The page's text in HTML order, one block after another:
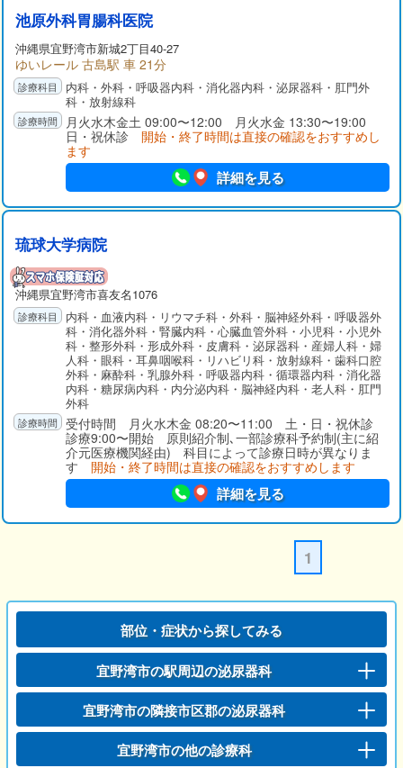
池原外科胃腸科医院
沖縄県宜野湾市新城2丁目40-27
ゆいレール 古島駅 車 21分
内科・外科・呼吸器内科・消化器内科・泌尿器科・肛門外
科・放射線科
月火水木金土 09:00〜12:00 月火水金 13:30〜19:00
日・祝休診 開始・終了時間は直接の確認をおすすめし
ます
詳細を見る
琉球大学病院
沖縄県宜野湾市喜友名1076
内科・血液内科・リウマチ科・外科・脳神経外科・呼吸器外
科・消化器外科・腎臓内科・心臓血管外科・小児科・小児外
科・整形外科・形成外科・皮膚科・泌尿器科・産婦人科・婦
人科・眼科・耳鼻咽喉科・リハビリ科・放射線科・歯科口腔
外科・麻酔科・乳腺外科・呼吸器内科・循環器内科・消化器
内科・糖尿病内科・内分泌内科・脳神経内科・老人科・肛門
外科
受付時間 月火水木金 08:20〜11:00 土・日・祝休診
診療9:00〜開始 原則紹介制､一部診療科予約制(主に紹
介元医療機関経由) 科目によって診療日時が異なりま
す 開始・終了時間は直接の確認をおすすめします
詳細を見る
1
部位・症状から探してみる
宜野湾市の駅周辺の泌尿器科
宜野湾市の隣接市区郡の泌尿器科
宜野湾市の他の診療科